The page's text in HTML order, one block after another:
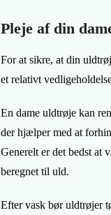
Pleje af din
For at sikre, at din
et relativt
En dame uldtrøje kan
der hjælper med at
Generelt er det bedst at
beregnet til uld.
Efter vask bør uldtrøjer